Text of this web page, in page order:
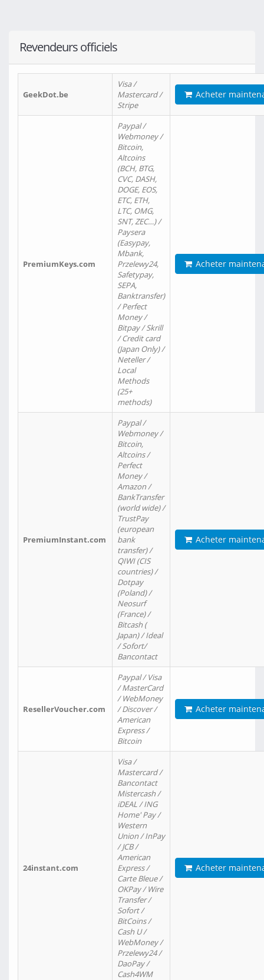
Revendeurs officiels
GeekDot.be
Visa /
Mastercard /
Stripe
Acheter
PremiumKeys.com
Paypal /
Webmoney /
Bitcoin,
Altcoins
(BCH, BTG,
CVC, DASH,
DOGE, EOS,
ETC, ETH,
LTC, OMG,
SNT, ZEC…) /
Paysera
(Easypay,
Mbank,
Przelewy24,
Safetypay,
SEPA,
Banktransfer)
/ Perfect
Money /
Bitpay / Skrill
/ Credit card
(Japan Only) /
Neteller /
Local
Methods
(25+
methods)
Acheter
PremiumInstant.com
Paypal /
Webmoney /
Bitcoin,
Altcoins /
Perfect
Money /
Amazon /
BankTransfer
(world wide) /
TrustPay
(european
bank
transfer) /
QIWI (CIS
countries) /
Dotpay
(Poland) /
Neosurf
(France) /
Bitcash (
Japan) / Ideal
/ Sofort/
Bancontact
Acheter
ResellerVoucher.com
Paypal / Visa
/ MasterCard
/ WebMoney
/ Discover /
American
Express /
Bitcoin
Acheter
24instant.com
Visa /
Mastercard /
Bancontact
Mistercash /
iDEAL / ING
Home' Pay /
Western
Union / InPay
/ JCB /
American
Express /
Carte Bleue /
OKPay / Wire
Transfer /
Sofort /
BitCoins /
Cash U /
WebMoney /
Przelewy24 /
DaoPay /
Cash4WM
Acheter